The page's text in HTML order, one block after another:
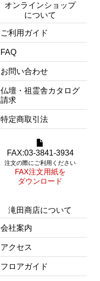
オンラインショップ
について
ご利用ガイド
FAQ
お問い合わせ
仏壇・祖霊舎カタログ
請求
特定商取引法
FAX:03-3841-3934
注文の際にご利用ください
FAX注文用紙を
ダウンロード
滝田商店について
会社案内
アクセス
フロアガイド